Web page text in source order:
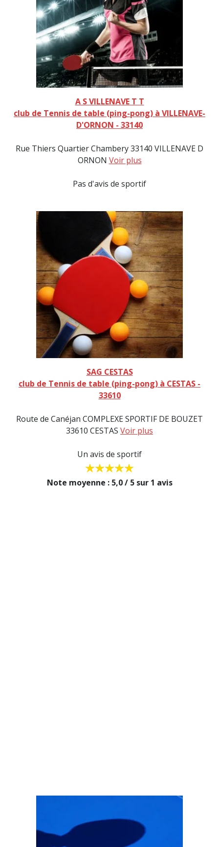
A S VILLENAVE T T
club de Tennis de table (ping-pong) à VILLENAVE-
D'ORNON - 33140
Rue Thiers Quartier Chambery 33140 VILLENAVE D
ORNON Voir plus
Pas d'avis de sportif
SAG CESTAS
club de Tennis de table (ping-pong) à CESTAS -
33610
Route de Canéjan COMPLEXE SPORTIF DE BOUZET
33610 CESTAS Voir plus
Un avis de sportif
Note moyenne : 5,0 / 5 sur 1 avis